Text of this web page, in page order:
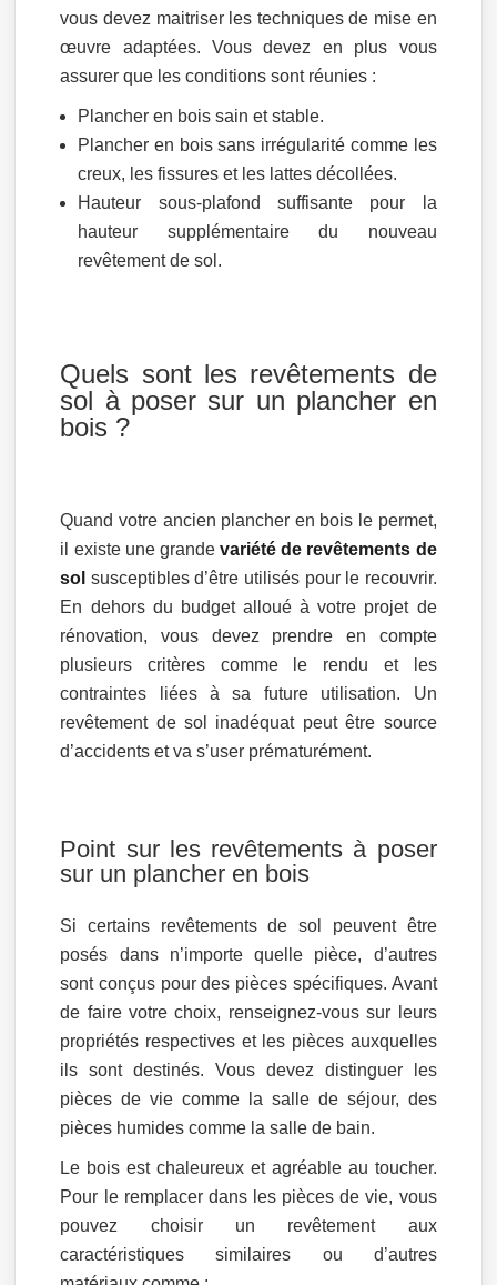
vous devez maitriser les techniques de mise en
œuvre adaptées. Vous devez en plus vous
assurer que les conditions sont réunies :
Plancher en bois sain et stable.
Plancher en bois sans irrégularité comme les
creux, les fissures et les lattes décollées.
Hauteur sous-plafond suffisante pour la
hauteur supplémentaire du nouveau
revêtement de sol.
Quels sont les revêtements de
sol à poser sur un plancher en
bois ?
Quand votre ancien plancher en bois le permet,
il existe une grandevariété de revêtements de
sol susceptibles d’être utilisés pour le recouvrir.
En dehors du budget alloué à votre projet de
rénovation, vous devez prendre en compte
plusieurs critères comme le rendu et les
contraintes liées à sa future utilisation. Un
revêtement de sol inadéquat peut être source
d’accidents et va s’user prématurément.
Point sur les revêtements à poser
sur un plancher en bois
Si certains revêtements de sol peuvent être
posés dans n’importe quelle pièce, d’autres
sont conçus pour des pièces spécifiques. Avant
de faire votre choix, renseignez-vous sur leurs
propriétés respectives et les pièces auxquelles
ils sont destinés. Vous devez distinguer les
pièces de vie comme la salle de séjour, des
pièces humides comme la salle de bain.
Le bois est chaleureux et agréable au toucher.
Pour le remplacer dans les pièces de vie, vous
pouvez choisir un revêtement aux
caractéristiques similaires ou d’autres